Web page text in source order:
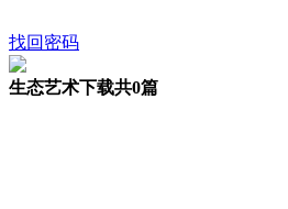
找回密码
生态艺术下载共0篇